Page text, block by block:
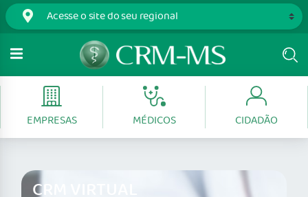
EMPRESAS MÉDICOS CIDADÃO
CRM VIRTUAL